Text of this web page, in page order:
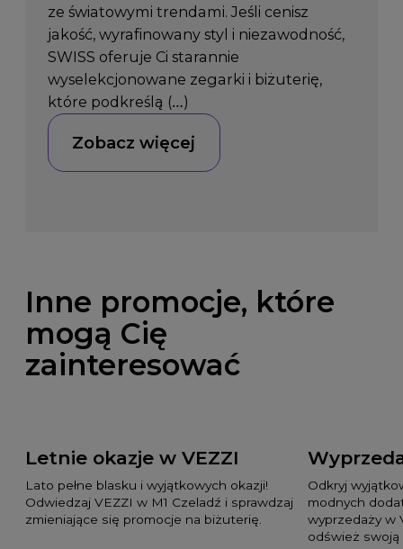
ze światowymi trendami. Jeśli cenisz
jakość, wyrafinowany styl i niezawodność,
SWISS oferuje Ci starannie
wyselekcjonowane zegarki i biżuterię,
które podkreślą (…)
Zobacz więcej
Inne promocje, które
mogą Cię
zainteresować
Letnie okazje w VEZZI
Lato pełne blasku i wyjątkowych okazji!
Odwiedzaj VEZZI w M1 Czeladź i sprawdzaj
zmieniające się promocje na biżuterię.
Odkryj
modnych
wyprzedaży w
odśwież swoją